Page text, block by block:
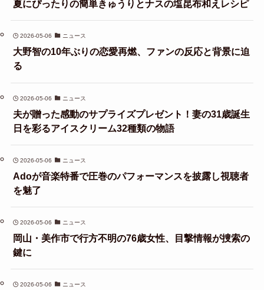
夏にぴったりの簡単きゅうりとナスの塩昆布和えレシピ
2026-05-06 ニュース
大野智の10年ぶりの恋愛再燃、ファンの反応と背景に迫
る
2026-05-06 ニュース
夫が贈った感動のサプライズプレゼント！妻の31歳誕生
日を彩るアイスクリーム32種類の物語
2026-05-06 ニュース
Adoが音楽特番で圧巻のパフォーマンスを披露し視聴者
を魅了
2026-05-06 ニュース
岡山・美作市で行方不明の76歳女性、目撃情報が捜索の
鍵に
2026-05-06 ニュース